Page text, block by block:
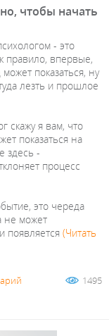
чтобы начать
- это
правило, впервые,
показаться, ну
лезть и прошлое
скажу я вам, что
показаться на
здесь -
процесс
это череда
не может
появляется (Читать
1495